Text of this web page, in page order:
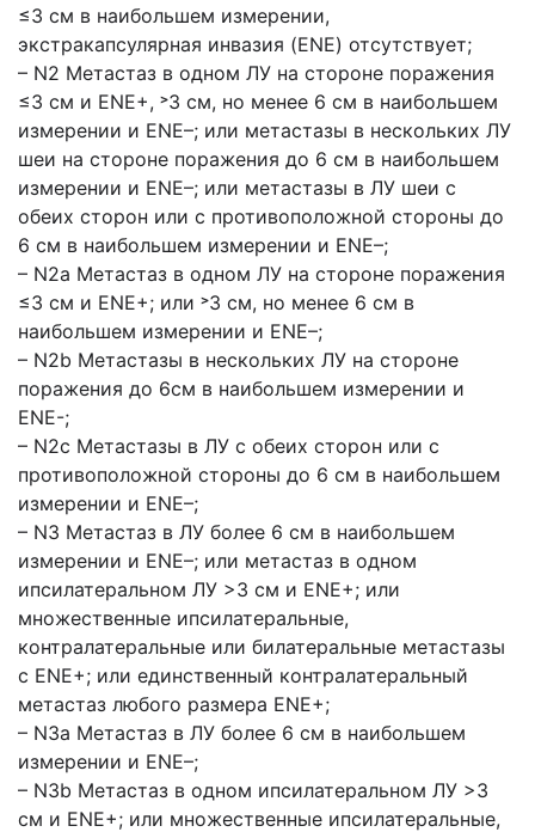
≤3 см в наибольшем измерении,
экстракапсулярная инвазия (ENE) отсутствует;
– N2 Метастаз в одном ЛУ на стороне поражения
≤3 см и ENE+, ˃3 см, но менее 6 см в наибольшем
измерении и ENE–; или метастазы в нескольких ЛУ
шеи на стороне поражения до 6 см в наибольшем
измерении и ENE–; или метастазы в ЛУ шеи с
обеих сторон или с противоположной стороны до
6 см в наибольшем измерении и ENE–;
– N2a Метастаз в одном ЛУ на стороне поражения
≤3 см и ENE+; или ˃3 см, но менее 6 см в
наибольшем измерении и ENE–;
– N2b Метастазы в нескольких ЛУ на стороне
поражения до 6см в наибольшем измерении и
ENE-;
– N2c Метастазы в ЛУ с обеих сторон или с
противоположной стороны до 6 см в наибольшем
измерении и ENE–;
– N3 Метастаз в ЛУ более 6 см в наибольшем
измерении и ENE–; или метастаз в одном
ипсилатеральном ЛУ >3 см и ENE+; или
множественные ипсилатеральные,
контралатеральные или билатеральные метастазы
с ENE+; или единственный контралатеральный
метастаз любого размера ENE+;
– N3a Метастаз в ЛУ более 6 см в наибольшем
измерении и ENE–;
– N3b Метастаз в одном ипсилатеральном ЛУ >3
см и ENE+; или множественные ипсилатеральные,